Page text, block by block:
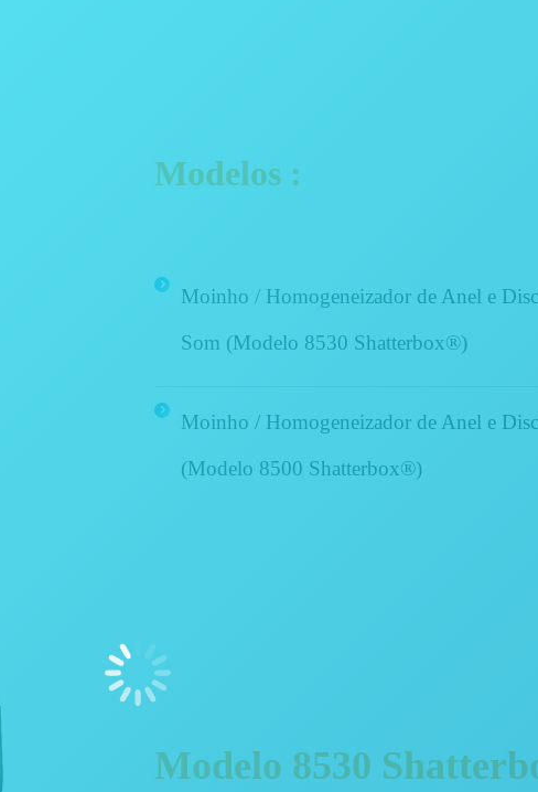
Modelos :
Moinho / Homogeneizador de Anel e
Som (Modelo 8530 Shatterbox®)
Moinho / Homogeneizador de Anel e
(Modelo 8500 Shatterbox®)
Modelo 8530